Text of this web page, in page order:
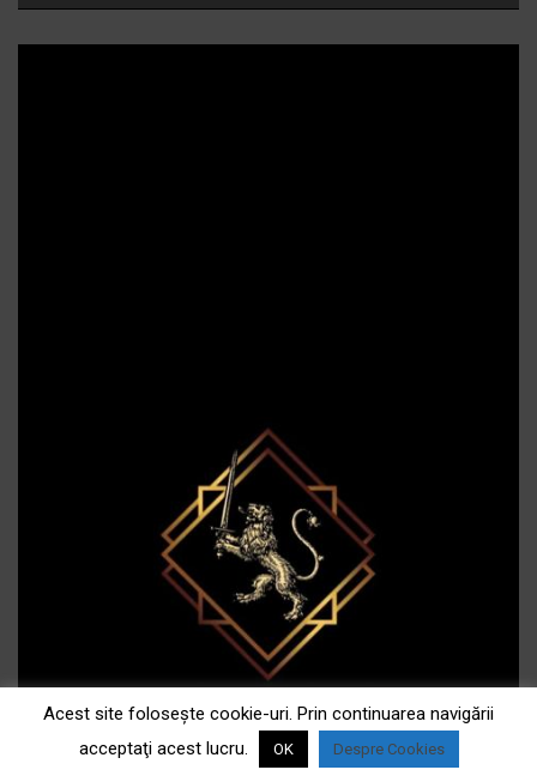
Acest site foloseşte cookie-uri. Prin continuarea navigării
acceptaţi acest lucru.
OK Despre Cookies